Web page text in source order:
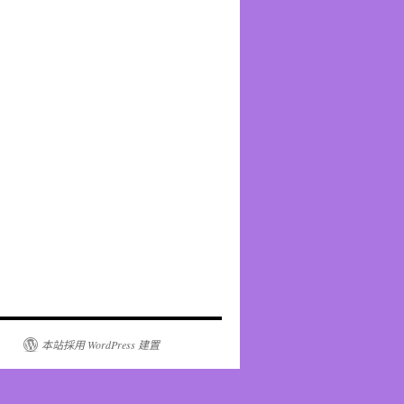
本站採用 WordPress 建置